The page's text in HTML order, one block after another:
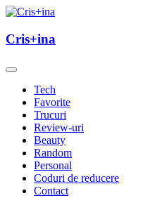
Skip
content
Cris+ina
Cris+ina
Tech
Favorite
Trucuri
Review-uri
Beauty
Random
Personal
Coduri de reducere
Contact